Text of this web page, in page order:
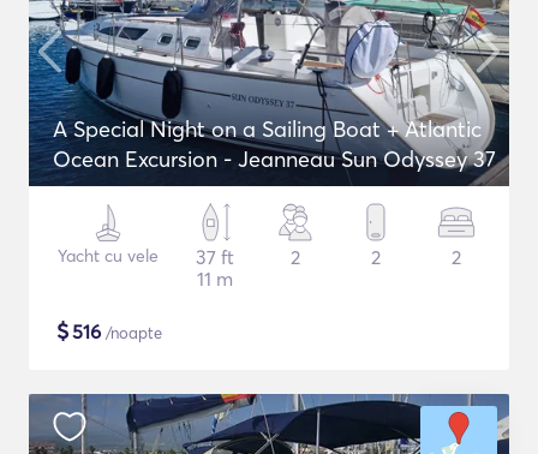
A Special Night on a Sailing Boat + Atlantic
Ocean Excursion - Jeanneau Sun Odyssey 37
Yacht cu vele
37 ft
11 m
2 2 2
$516 /noapte